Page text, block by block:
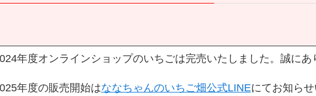
年度オンラインショップのいちごは完売いたしました。誠にあ
年度の販売開始はななちゃんのいちご畑公式LINEにてお知らせ